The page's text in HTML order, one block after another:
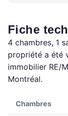
Fiche
4 chambres, 1
propriété a été
immobilier RE/
Montréal.
Chambres